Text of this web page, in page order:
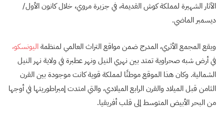
الآثار الشهيرة لمملكة كوش القديمة، في جزيرة مروي، خلال كانون الأول/
ديسمبر الماضي.
ويقع المجمع الأثري، المدرج ضمن مواقع التراث العالمي لمنظمةاليونسكو،
في أرض شبه صحراوية تمتد بين نهري النيل ونهر عطبرة في ولاية نهر النيل
الشمالية. وكان هذا الموقع موطنًا لمملكة قوية كانت موجودة بين القرن
الثامن قبل الميلاد والقرن الرابع الميلادي، والتي امتدت إمبراطوريتها في أوجها
من البحر الأبيض المتوسط ​​إلى قلب أفريقيا.